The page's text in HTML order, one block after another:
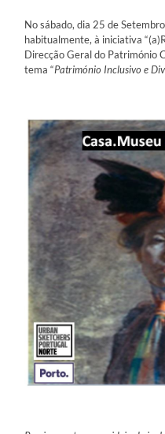
No sábado, dia 25 de
habitualmente, à iniciativa
Direcção Geral do Património
tema “Património Inclusivo e